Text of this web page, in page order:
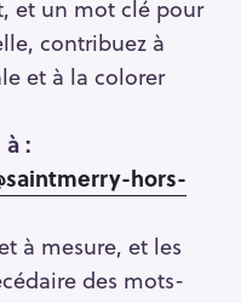
et un mot clé pour
contribuez à
et à la colorer
:
hors-
à mesure, et les
des mots-